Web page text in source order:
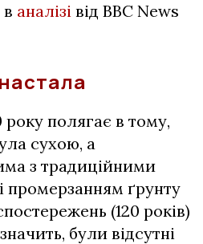
аналізі від BBC News
року полягає в тому,
сухою, а
з традиційними
промерзанням ґрунту
(120 років)
були відсутні